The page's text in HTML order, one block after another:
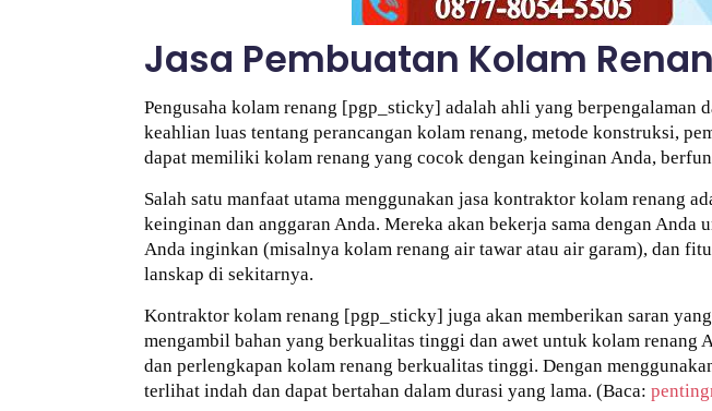
Jasa Pembuatan Kolam
Pengusaha kolam renang [pgp_sticky] adalah ahli yang berpengalaman
keahlian luas tentang perancangan kolam renang, metode konstruksi,
dapat memiliki kolam renang yang cocok dengan keinginan Anda,
Salah satu manfaat utama menggunakan jasa kontraktor kolam renang
keinginan dan anggaran Anda. Mereka akan bekerja sama dengan
Anda inginkan (misalnya kolam renang air tawar atau air garam), dan
lanskap di sekitarnya.
Kontraktor kolam renang [pgp_sticky] juga akan memberikan saran
mengambil bahan yang berkualitas tinggi dan awet untuk kolam
dan perlengkapan kolam renang berkualitas tinggi. Dengan
terlihat indah dan dapat bertahan dalam durasi yang lama. (Baca: